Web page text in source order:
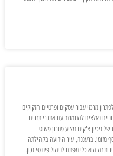
מרכזי עבור עסקים ופרטיים הזקוקים
נאלצים להתמודד עם אתגרי תזרים
ניכיון צ'קים מציע פתרון פשוט
מזומן. ברעננה, עיר הידועה בקהילתה
זה הוא כלי מפתח לניהול פיננסי נכון.